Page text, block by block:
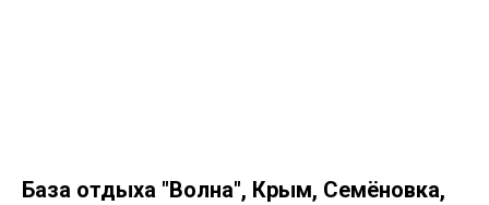
База отдыха "Волна", Крым, Семёновка,